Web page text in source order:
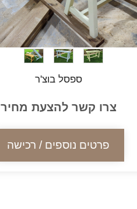
ספסל בוצ'ר
צרו קשר להצעת מחיר
פרטים נוספים / רכישה